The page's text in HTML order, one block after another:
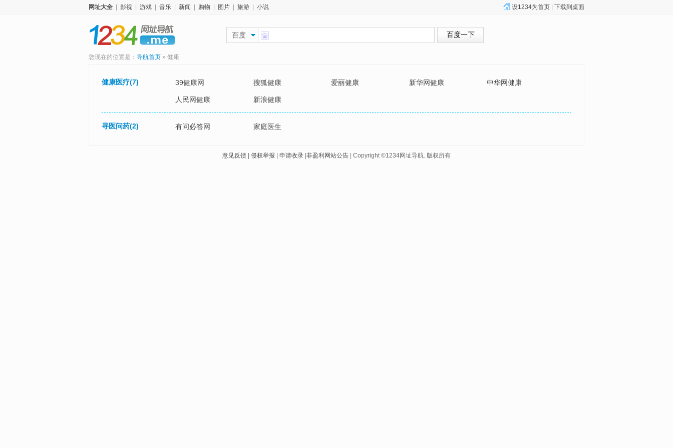
网址大全 影视 游戏 音乐 新闻 购物 图片 旅游 小说 设1234为首页 下载到桌面
百度 百度一下
您现在的位置是： 导航首页 » 健康
健康医疗(7) 39健康网 搜狐健康 爱丽健康 新华网健康 中华网健康
人民网健康 新浪健康
寻医问药(2) 有问必答网 家庭医生
意见反馈 侵权举报 申请收录 非盈利网站公告 | Copyright ©1234网址导航. 版权所有